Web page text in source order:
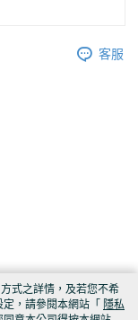
客服
式之詳情，及若您不希
，請參閱本網站「 隱私